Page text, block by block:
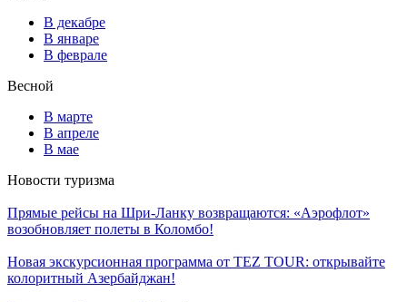
В декабре
В январе
В феврале
Весной
В марте
В апреле
В мае
Новости туризма
Прямые рейсы на Шри-Ланку возвращаются: «Аэрофлот»
возобновляет полеты в Коломбо!
Новая экскурсионная программа от TEZ TOUR: открывайте
колоритный Азербайджан!